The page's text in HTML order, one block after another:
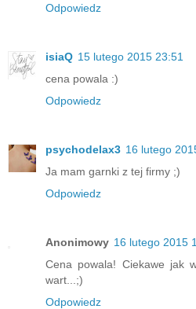
Odpowiedz
isiaQ 15 lutego 2015 23:51
cena powala :)
Odpowiedz
psychodelax3 16 lutego
Ja mam garnki z tej firmy ;)
Odpowiedz
Anonimowy 16 lutego 2015
Cena powala! Ciekawe jak
wart...;)
Odpowiedz